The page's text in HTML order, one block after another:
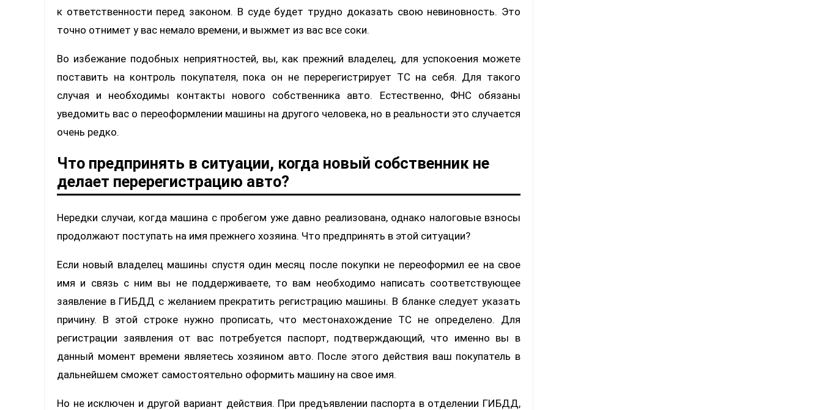
к ответственности перед законом. В суде будет трудно доказать свою невиновность. Это
точно отнимет у вас немало времени, и выжмет из вас все соки.
Во избежание подобных неприятностей, вы, как прежний владелец, для успокоения можете
поставить на контроль покупателя, пока он не перерегистрирует ТС на себя. Для такого
случая и необходимы контакты нового собственника авто. Естественно, ФНС обязаны
уведомить вас о переоформлении машины на другого человека, но в реальности это случается
очень редко.
Что предпринять в ситуации, когда новый собственник не
делает перерегистрацию авто?
Нередки случаи, когда машина с пробегом уже давно реализована, однако налоговые взносы
продолжают поступать на имя прежнего хозяина. Что предпринять в этой ситуации?
Если новый владелец машины спустя один месяц после покупки не переоформил ее на свое
имя и связь с ним вы не поддерживаете, то вам необходимо написать соответствующее
заявление в ГИБДД с желанием прекратить регистрацию машины. В бланке следует указать
причину. В этой строке нужно прописать, что местонахождение ТС не определено. Для
регистрации заявления от вас потребуется паспорт, подтверждающий, что именно вы в
данный момент времени являетесь хозяином авто. После этого действия ваш покупатель в
дальнейшем сможет самостоятельно оформить машину на свое имя.
Но не исключен и другой вариант действия. При предъявлении паспорта в отделении ГИБДД,